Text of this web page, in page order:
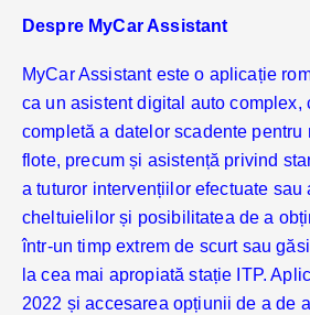
Despre MyCar Assistant
MyCar Assistant este o aplicație
ca un asistent digital auto complex,
completă a datelor scadente pentru
flote, precum și asistență privind
a tuturor intervențiilor efectuate sau
cheltuielilor și posibilitatea de a
într-un timp extrem de scurt sau
la cea mai apropiată stație ITP.
2022 și accesarea opțiunii de a de